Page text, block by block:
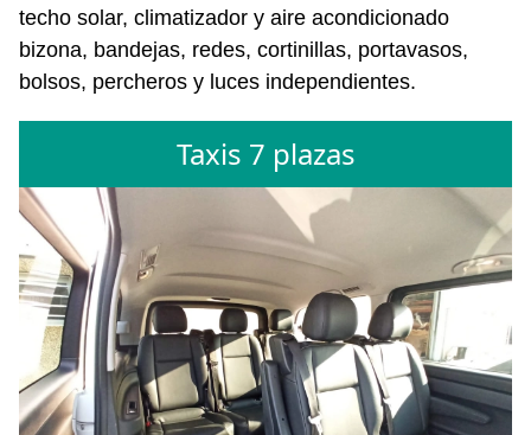
techo solar, climatizador y aire acondicionado
bizona, bandejas, redes, cortinillas, portavasos,
bolsos, percheros y luces independientes.
Taxis 7 plazas